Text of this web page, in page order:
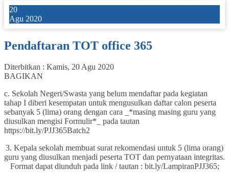
20
Agu 2020
Pendaftaran TOT office 365
Diterbitkan : Kamis, 20 Agu 2020
BAGIKAN
c. Sekolah Negeri/Swasta yang belum mendaftar pada kegiatan
tahap I diberi kesempatan untuk mengusulkan daftar calon peserta
sebanyak 5 (lima) orang dengan cara _*masing masing guru yang
diusulkan mengisi Formulir*_ pada tautan
https://bit.ly/PJJ365Batch2
3. Kepala sekolah membuat surat rekomendasi untuk 5 (lima orang)
guru yang diusulkan menjadi peserta TOT dan pernyataan integritas.
Format dapat diunduh pada link / tautan : bit.ly/LampiranPJJ365;